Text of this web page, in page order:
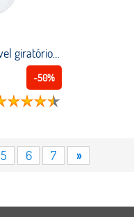
Drop in de aço inoxidável giratório gunnel haste titular adaptador de pólo de pesca embutido portátil barco do mar caiaque suporte esportes aquáticos
-50%
5 6 7 »